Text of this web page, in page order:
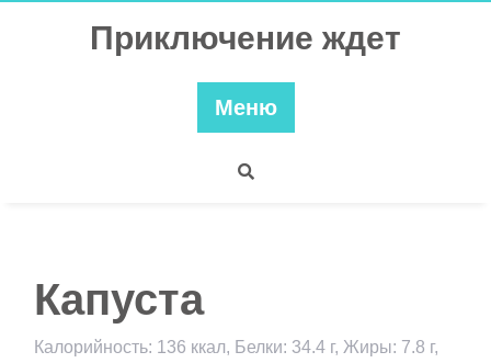
Приключение ждет
Меню
Капуста
Калорийность: 136 ккал, Белки: 34.4 г, Жиры: 7.8 г,